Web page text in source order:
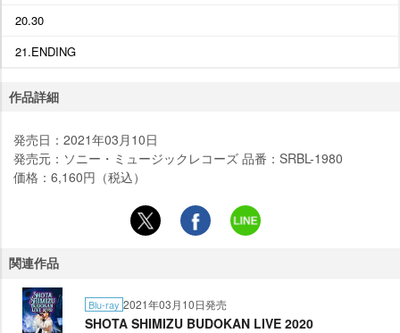
20.30
21.ENDING
作品詳細
発売日：2021年03月10日
発売元：ソニー・ミュージックレコーズ 品番：SRBL-1980
価格：6,160円（税込）
関連作品
Blu-ray 2021年03月10日発売
SHOTA SHIMIZU BUDOKAN LIVE 2020